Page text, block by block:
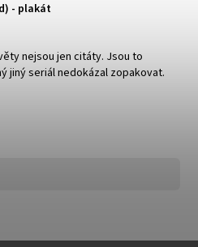
- plakát
nejsou jen citáty. Jsou to
jiný seriál nedokázal zopakovat.